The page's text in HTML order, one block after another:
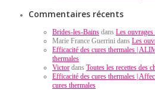
Commentaires récents
Brides-les-Bains dans Les
Marie France Guerrini dans Les
Efficacité des cures thermales |
thermales
Victor dans Toutes les recettes des
Efficacité des cures thermales |
cures thermales